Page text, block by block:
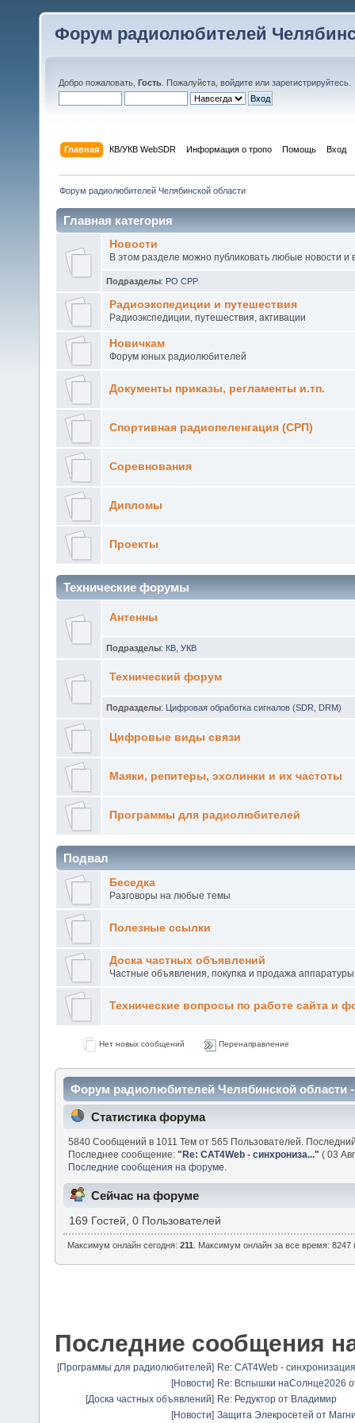
Форум радиолюбителей
Добро пожаловать, Гость . Пожалуйста, войдите или зарегистрируйтесь
Главная КВ/УКВ WebSDR Информация о тропо Помощь Вход
Форум радиолюбителей Челябинской области
Главная категория
Новости
В этом разделе можно публиковать любые новости и
Подразделы: РО СРР
Радиоэкспедиции и путешествия
Радиоэкспедиции, путешествия, активации
Новичкам
Форум юных радиолюбителей
Документы приказы, регламенты и.тп.
Спортивная радиопеленгация (СРП)
Соревнования
Дипломы
Проекты
Технические форумы
Антенны
Подразделы: КВ УКВ
Технический форум
Подразделы: Цифровая обработка сигналов (SDR, DRM)
Цифровые виды связи
Маяки, репитеры, эхолинки и их частоты
Программы для радиолюбителей
Подвал
Беседка
Разговоры на любые темы
Полезные ссылки
Доска частных объявлений
Частные объявления, покупка и продажа
Технические вопросы по работе сайта и
Нет новых сообщений Перенаправление
Форум радиолюбителей Челябинской
Статистика форума
5840 Сообщений в 1011 Тем от 565 Пользователей.
Последнее сообщение:"Re: CAT4Web - синхрониза..." ( 03
Последние сообщения на форуме.
Сейчас на форуме
169 Гостей, 0 Пользователей
Максимум онлайн сегодня:211 . Максимум онлайн за все время:
Последние сообщения
[Программы для радиолюбителей] Re: CAT4Web -
[Новости] Re: Вспышки наСолнце2026
[Доска частных объявлений] Re: Редуктор от Владимир
[Новости] Защита Элекросетей от